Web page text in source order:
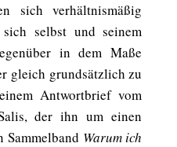
sich verhältnismäßig
selbst und seinem
in dem Maße
gleich grundsätzlich zu
Antwortbrief vom
der ihn um einen
Sammelband Warum ich